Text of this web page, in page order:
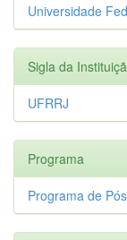
Universidade
Sigla da
UFRRJ
Programa
Programa de